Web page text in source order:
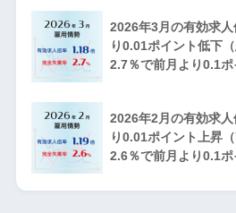
2026年3月の有効求
り0.01ポイント低下
2.7％で前月より0.1ポ
2026年2月の有効求
り0.01ポイント上昇
2.6％で前月より0.1ポ